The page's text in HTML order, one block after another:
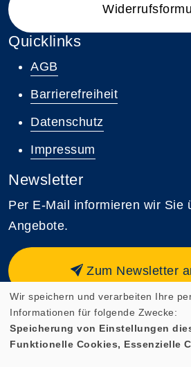
Quicklinks
AGB
Barrierefreiheit
Datenschutz
Impressum
Newsletter
Per E-Mail informieren wir Sie
Angebote.
Zum Newsletter
Cookie Einstellungen
Wir speichern und verarbeiten Ihre
Informationen für folgende Zwecke:
Speicherung von Einstellungen
Funktionelle Cookies, Essenzielle